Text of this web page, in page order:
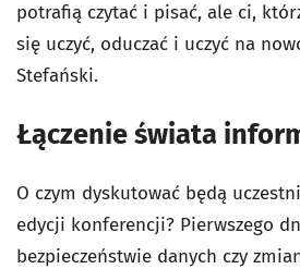
potrafią czytać i pisać, ale ci,
się uczyć, oduczać i uczyć na
Stefański.
Łączenie świata
O czym dyskutować będą
edycji konferencji? Pierwszego
bezpieczeństwie danych czy